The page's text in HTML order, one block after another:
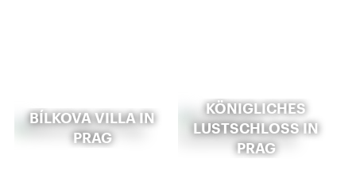
BÍLKOVA VILLA IN
PRAG
KÖNIGLICHES
LUSTSCHLOSS IN
PRAG